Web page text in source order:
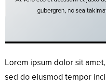
gubergren, no sea
Lorem ipsum dolor sit
sed do eiusmod tempor